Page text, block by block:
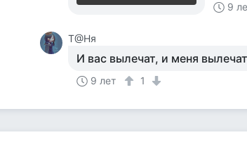
9
Т@Ня
И вас вылечат, и меня
9 лет 1